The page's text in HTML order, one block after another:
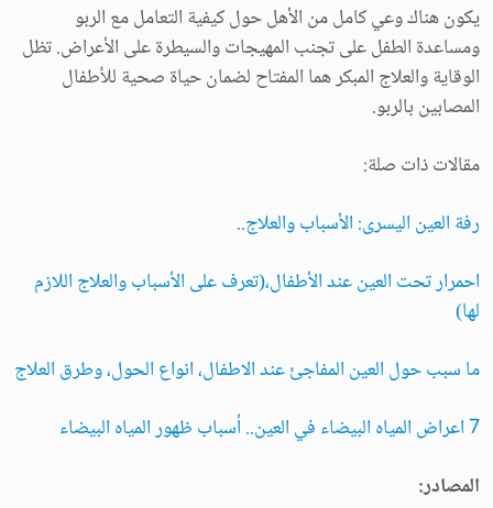
يكون هناك وعي كامل من الأهل حول كيفية التعامل مع الربو
ومساعدة الطفل على تجنب المهيجات والسيطرة على الأعراض. تظل
الوقاية والعلاج المبكر هما المفتاح لضمان حياة صحية للأطفال
المصابين بالربو.
مقالات ذات صلة:
رفة العين اليسرى: الأسباب والعلاج..
احمرار تحت العين عند الأطفال،(تعرف على الأسباب والعلاج اللازم
لها)
ما سبب حول العين المفاجئ عند الاطفال، انواع الحول، وطرق العلاج
7 اعراض المياه البيضاء في العين.. أسباب ظهور المياه البيضاء
المصادر: